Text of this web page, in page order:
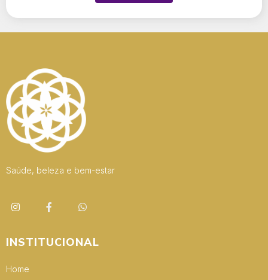
Saúde, beleza e bem-estar
INSTITUCIONAL
Home